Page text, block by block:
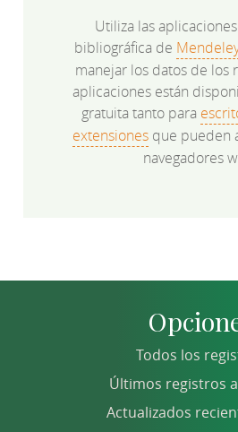
Utiliza las
bibliográfica de
manejar los datos de los
aplicaciones están
gratuita tanto para
extensiones que pueden
navegadores
Todos los
Últimos registros
Actualizados